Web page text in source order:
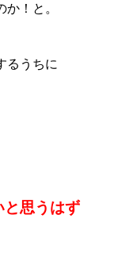
！と。
るうちに
と思うはず